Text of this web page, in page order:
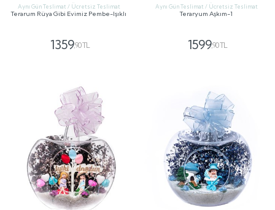
Aynı Gün Teslimat / Ücretsiz Teslimat
Terarum Rüya Gibi Evimiz Pembe-Işıklı
1359,90 TL
Aynı Gün Teslimat / Ücretsiz Teslimat
Teraryum Aşkım-1
1599,90 TL